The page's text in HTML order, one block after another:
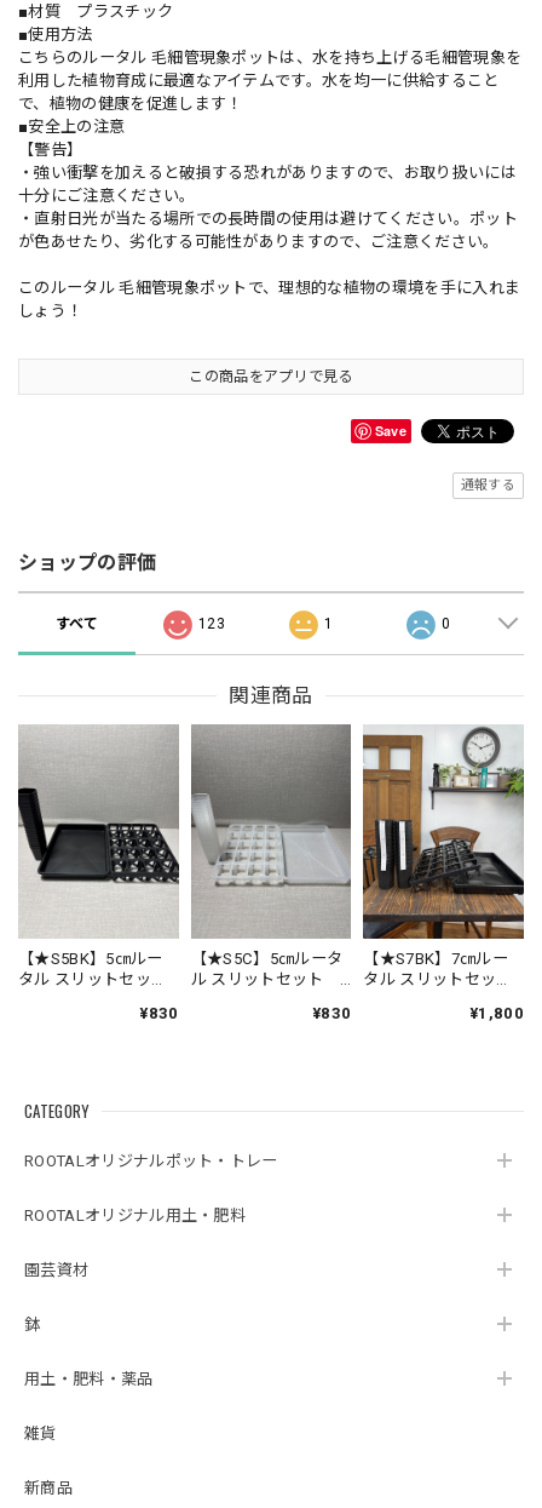
■材質 プラスチック
■使用方法
こちらのルータル 毛細管現象ポットは、水を持ち上げる毛細管現象を
利用した植物育成に最適なアイテムです。水を均一に供給すること
で、植物の健康を促進します！
■安全上の注意
【警告】
・強い衝撃を加えると破損する恐れがありますので、お取り扱いには
十分にご注意ください。
・直射日光が当たる場所での長時間の使用は避けてください。ポット
が色あせたり、劣化する可能性がありますので、ご注意ください。
このルータル 毛細管現象ポットで、理想的な植物の環境を手に入れま
しょう！
この商品をアプリで見る
Save
通報する
ショップの評価
すべて 123 1 0
関連商品
【★S5BK】5㎝ルー
タル スリットセッ
5cmポット20個・ト
¥830
【★S5C】5㎝ルータ
ル スリットセット
20個・トレー１個・
¥830
【★S7BK】7㎝ルー
タル スリットセッ
７cmポット24個・ト
¥1,800
CATEGORY
ROOTALオリジナルポット・トレー
ROOTALオリジナル用土・肥料
園芸資材
鉢
用土・肥料・薬品
雑貨
新商品